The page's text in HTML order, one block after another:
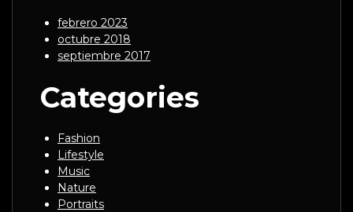
febrero 2023
octubre 2018
septiembre 2017
Categories
Fashion
Lifestyle
Music
Nature
Portraits